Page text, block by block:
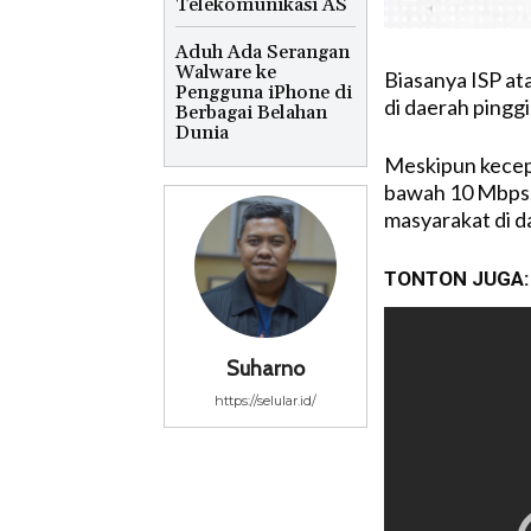
Telekomunikasi AS
Aduh Ada Serangan
Walware ke
Pengguna iPhone di
Berbagai Belahan
Dunia
Suharno
https://selular.id/
Biasanya ISP
di daerah
Meskipun
bawah 10
masyarakat di
TONTON JUGA: